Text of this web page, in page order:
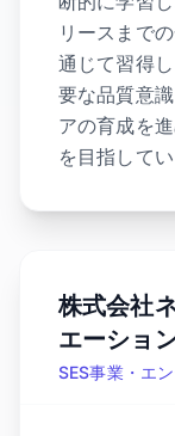
リースまで
通じて習得
要な品質意
アの育成を
を目指してい
株式会社
エーショ
SES事業・エ